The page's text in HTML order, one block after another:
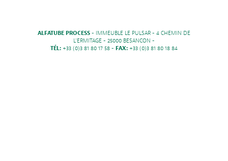
ALFATUBE PROCESS - IMMEUBLE LE PULSAR - 4 CHEMIN DE
L'ERMITAGE - 25000 BESANCON -
TÉL: +33 (0)3 81 80 17 58 - FAX: +33 (0)3 81 80 18 84